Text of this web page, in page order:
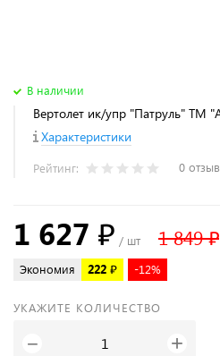
В наличии
Вертолет ик/упр "Патруль" ТМ
Характеристики
Рейтинг: 0
1 627 ₽ / шт 1 849 ₽
Экономия 222 ₽ -12%
УКАЖИТЕ КОЛИЧЕСТВО
− +